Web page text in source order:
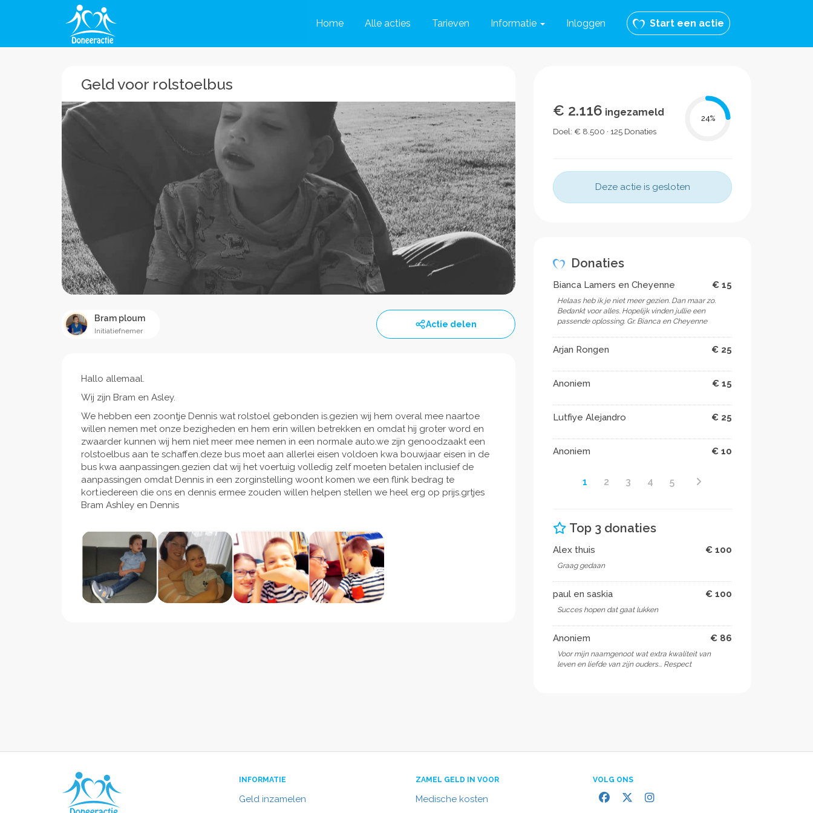
Home Alle acties Tarieven Informatie Inloggen Start een actie
Geld voor rolstoelbus
Bram ploum
Initiatiefnemer
Actie delen
Hallo allemaal.
Wij zijn Bram en Asley.
We hebben een zoontje Dennis wat rolstoel gebonden is.gezien wij hem overal mee naartoe
willen nemen met onze bezigheden en hem erin willen betrekken en omdat hij groter word en
zwaarder kunnen wij hem niet meer mee nemen in een normale auto.we zijn genoodzaakt een
rolstoelbus aan te schaffen.deze bus moet aan allerlei eisen voldoen kwa bouwjaar eisen in de
bus kwa aanpassingen.gezien dat wij het voertuig volledig zelf moeten betalen inclusief de
aanpassingen omdat Dennis in een zorginstelling woont komen we een flink bedrag te
kort.iedereen die ons en dennis ermee zouden willen helpen stellen we heel erg op prijs.grtjes
Bram Ashley en Dennis
€ 2.116 ingezameld
Doel: € 8.500 · 125 Donaties
24%
Deze actie is gesloten
Donaties
Bianca Lamers en Cheyenne € 15
Helaas heb ik je niet meer gezien. Dan maar zo.
Bedankt voor alles. Hopelijk vinden jullie een
passende oplossing. Gr. Bianca en Cheyenne
Arjan Rongen € 25
Anoniem € 15
Lutfiye Alejandro € 25
Anoniem € 10
1 2 3 4 5
Top 3 donaties
Alex thuis € 100
Graag gedaan
paul en saskia € 100
Succes hopen dat gaat lukken
Anoniem € 86
Voor mijn naamgenoot wat extra kwaliteit van
leven en liefde van zijn ouders... Respect
INFORMATIE
Geld inzamelen
ZAMEL GELD IN VOOR
Medische kosten
VOLG ONS